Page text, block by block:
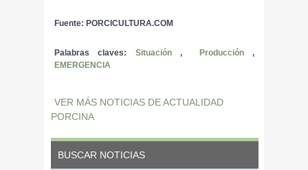
Fuente: PORCICULTURA.COM
Palabras claves: Situación, Producción,
EMERGENCIA
VER MÁS NOTICIAS DE ACTUALIDAD
PORCINA
BUSCAR NOTICIAS